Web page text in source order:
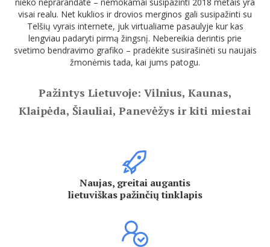
visai realu. Net kuklios ir drovios merginos gali susipažinti su
Telšių vyrais internete, juk virtualiame pasaulyje kur kas
lengviau padaryti pirmą žingsnį. Nebereikia derintis prie
svetimo bendravimo grafiko – pradėkite susirašinėti su naujais
žmonėmis tada, kai jums patogu.
Pažintys Lietuvoje: Vilnius, Kaunas,
Klaipėda, Šiauliai, Panevėžys ir kiti miestai
Naujas, greitai augantis
lietuviškas pažinčių tinklapis